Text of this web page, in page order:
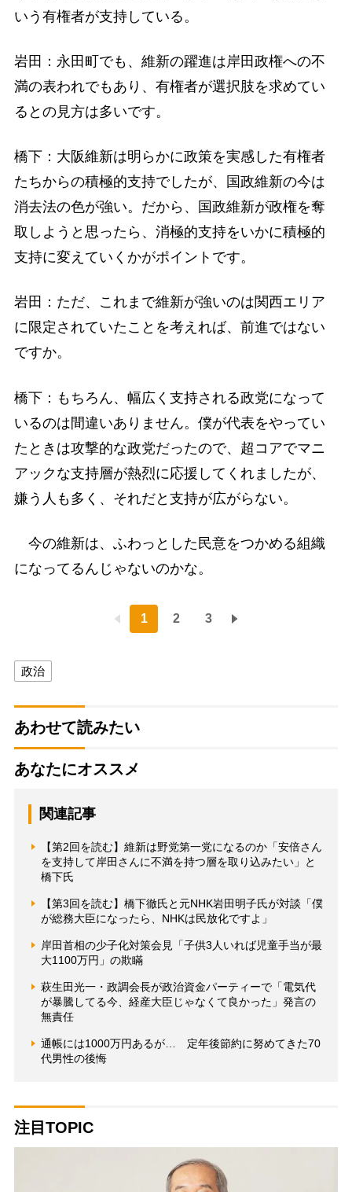
いう有権者が支持している。
岩田：永田町でも、維新の躍進は岸田政権への不
満の表われでもあり、有権者が選択肢を求めてい
るとの見方は多いです。
橋下：大阪維新は明らかに政策を実感した有権者
たちからの積極的支持でしたが、国政維新の今は
消去法の色が強い。だから、国政維新が政権を奪
取しようと思ったら、消極的支持をいかに積極的
支持に変えていくかがポイントです。
岩田：ただ、これまで維新が強いのは関西エリア
に限定されていたことを考えれば、前進ではない
ですか。
橋下：もちろん、幅広く支持される政党になって
いるのは間違いありません。僕が代表をやってい
たときは攻撃的な政党だったので、超コアでマニ
アックな支持層が熱烈に応援してくれましたが、
嫌う人も多く、それだと支持が広がらない。
今の維新は、ふわっとした民意をつかめる組織
になってるんじゃないのかな。
1 2 3
政治
あわせて読みたい
あなたにオススメ
関連記事
【第2回を読む】維新は野党第一党になるのか「安倍さん
を支持して岸田さんに不満を持つ層を取り込みたい」と
橋下氏
【第3回を読む】橋下徹氏と元NHK岩田明子氏が対談「僕
が総務大臣になったら、NHKは民放化ですよ」
岸田首相の少子化対策会見「子供3人いれば児童手当が最
大1100万円」の欺瞞
萩生田光一・政調会長が政治資金パーティーで「電気代
が暴騰してる今、経産大臣じゃなくて良かった」発言の
無責任
通帳には1000万円あるが… 定年後節約に努めてきた70
代男性の後悔
注目TOPIC